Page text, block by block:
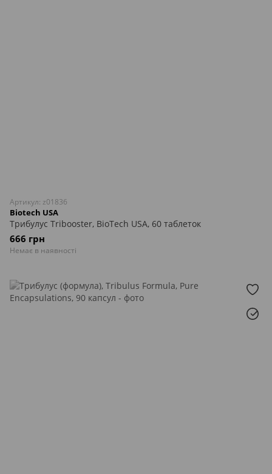
Артикул: z01836
Biotech USA
Трибулус Tribooster, BioTech USA, 60 таблеток
666 грн
Немає в наявності